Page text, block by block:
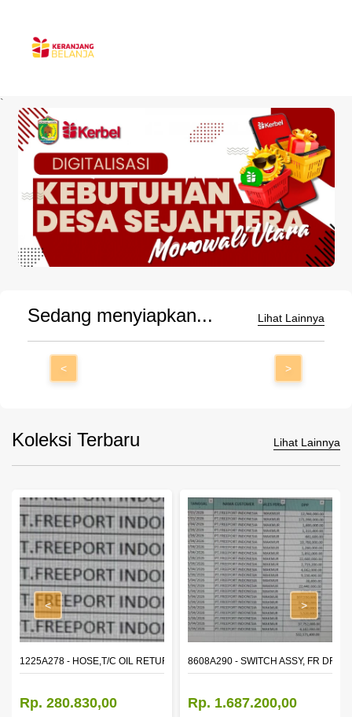
`
Sedang menyiapkan... Lihat Lainnya
< >
Koleksi Terbaru Lihat Lainnya
1225A278 - HOSE,T/C OIL RETURN TUBE
Rp. 280.830,00
8608A290 - SWITCH ASSY, FR DR
Rp. 1.687.200,00
< >